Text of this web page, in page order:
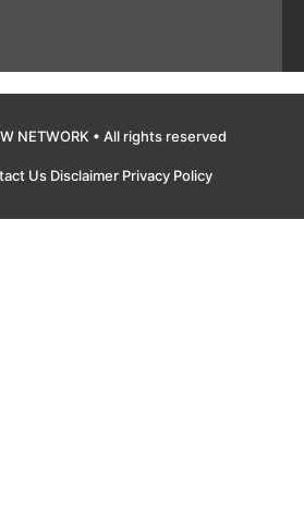
NETWORK • All rights reserved
Us Disclaimer Privacy Policy